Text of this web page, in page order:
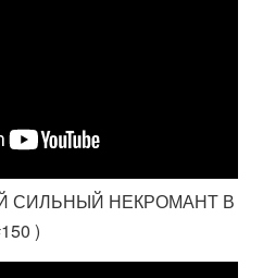
СИЛЬНЫЙ НЕКРОМАНТ В
)